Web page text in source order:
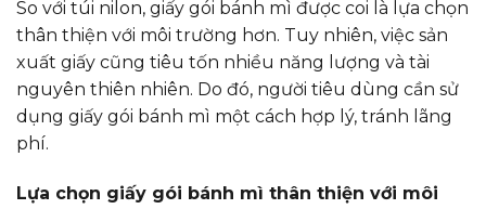
So với túi nilon, giấy gói bánh mì được coi là lựa chọn
thân thiện với môi trường hơn. Tuy nhiên, việc sản
xuất giấy cũng tiêu tốn nhiều năng lượng và tài
nguyên thiên nhiên. Do đó, người tiêu dùng cần sử
dụng giấy gói bánh mì một cách hợp lý, tránh lãng
phí.
Lựa chọn giấy gói bánh mì thân thiện với môi